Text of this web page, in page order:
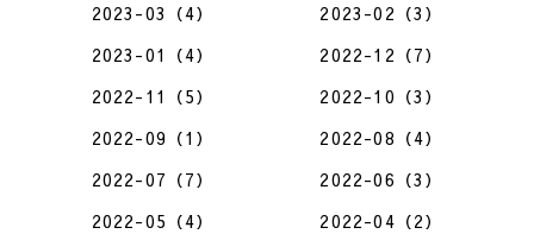
2023-03（4）
2023-02（3）
2023-01（4）
2022-12（7）
2022-11（5）
2022-10（3）
2022-09（1）
2022-08（4）
2022-07（7）
2022-06（3）
2022-05（4）
2022-04（2）